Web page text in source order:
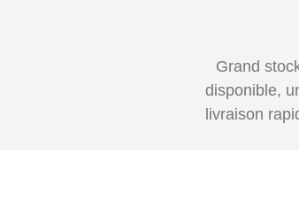
Grand
disponible,
livraison